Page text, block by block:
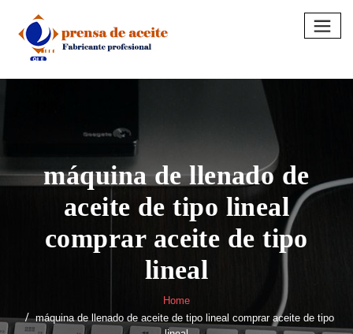
content
máquina de llenado de
aceite de tipo lineal
comprar aceite de tipo
lineal
Home
máquina de llenado de aceite de tipo lineal comprar aceite de tipo